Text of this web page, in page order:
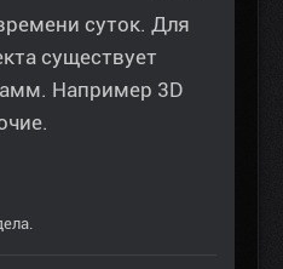
суток. Для
существует
Например 3D